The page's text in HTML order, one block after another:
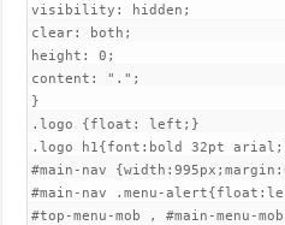
visibility: hidden;
clear: both;
height: 0;
content: ".";
}
.logo {float: left;}
.logo h1{font:bold 32pt
#main-nav
#main-nav .menu-
#top-menu-mob , #main-menu-